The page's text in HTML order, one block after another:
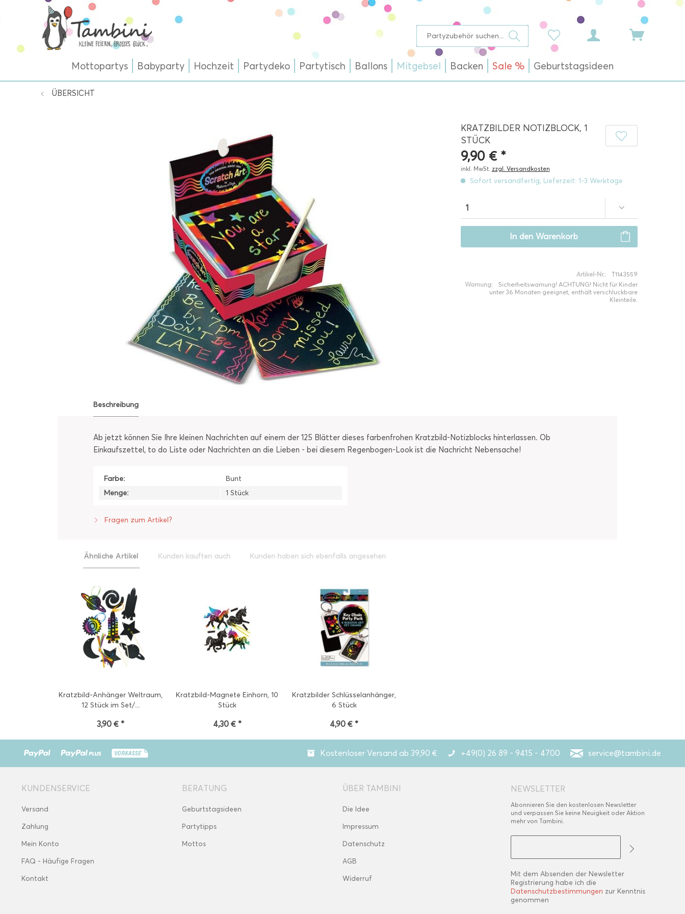
Mottopartys Babyparty Hochzeit Partydeko Partytisch Ballons Mitgebsel Backen Sale % Geburtstagsideen
ÜBERSICHT
KRATZBILDER NOTIZBLOCK, 1
STÜCK
9,90 € *
inkl. MwSt. zzgl. Versandkosten
Sofort versandfertig, Lieferzeit: 1-3 Werktage
In den Warenkorb
Artikel-Nr.:
T1143559
Warnung:
Sicherheitswarnung! ACHTUNG! Nicht für Kinder
unter 36 Monaten geeignet, enthält verschluckbare
Kleinteile.
Beschreibung
Ab jetzt können Sie Ihre kleinen Nachrichten auf einem der 125 Blätter dieses farbenfrohen Kratzbild-Notizblocks hinterlassen. Ob
Einkaufszettel, to do Liste oder Nachrichten an die Lieben - bei diesem Regenbogen-Look ist die Nachricht Nebensache!
Farbe:
Bunt
Menge:
1 Stück
Fragen zum Artikel?
Ähnliche Artikel Kunden kauften auch Kunden haben sich ebenfalls angesehen
Kratzbild-Anhänger Weltraum,
12 Stück im Set/...
3,90 € *
Kratzbild-Magnete Einhorn, 10
Stück
4,30 € *
Kratzbilder Schlüsselanhänger,
6 Stück
4,90 € *
Kostenloser Versand ab 39,90 € +49(0) 26 89 - 9415 - 4700 service@tambini.de
KUNDENSERVICE
Versand
Zahlung
Mein Konto
FAQ - Häufige Fragen
Kontakt
BERATUNG
Geburtstagsideen
Partytipps
Mottos
ÜBER TAMBINI
Die Idee
Impressum
Datenschutz
AGB
Widerruf
NEWSLETTER
Abonnieren Sie den kostenlosen Newsletter
und verpassen Sie keine Neuigkeit oder Aktion
mehr von Tambini.
Mit dem Absenden der Newsletter
Registrierung habe ich die
Datenschutzbestimmungen zur Kenntnis
genommen